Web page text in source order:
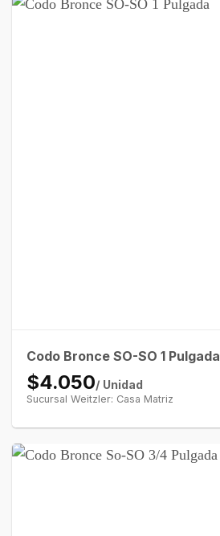
Codo Bronce SO-SO 1 Pulgada
$4.050/ Unidad
Sucursal Weitzler: Casa Matriz